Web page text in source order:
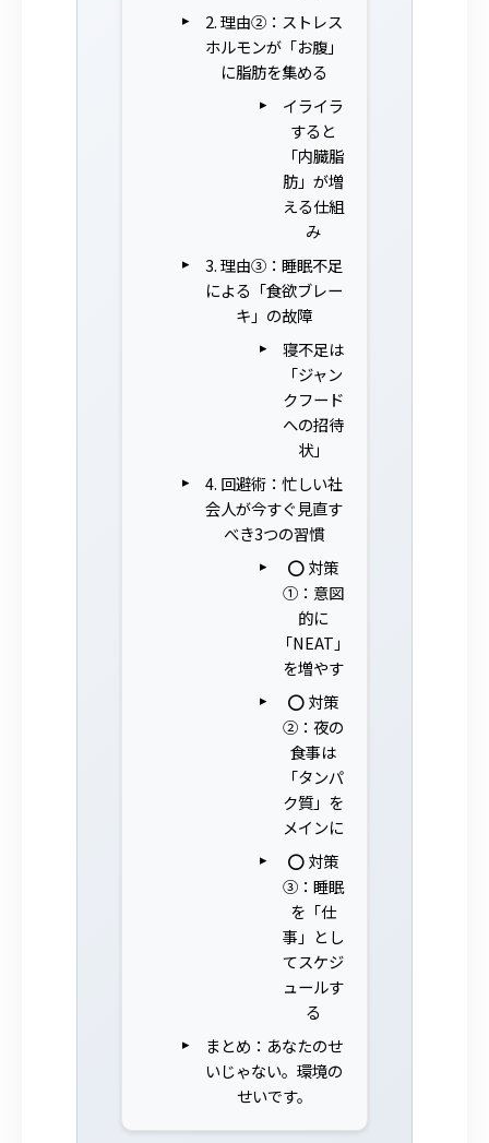
2. 理由②：ストレス
ホルモンが「お腹」
に脂肪を集める
イライラ
すると
「内臓脂
肪」が増
える仕組
み
3. 理由③：睡眠不足
による「食欲ブレー
キ」の故障
寝不足は
「ジャン
クフード
への招待
状」
4. 回避術：忙しい社
会人が今すぐ見直す
べき3つの習慣
⭕ 対策
①：意図
的に
「NEAT」
を増やす
⭕ 対策
②：夜の
食事は
「タンパ
ク質」を
メインに
⭕ 対策
③：睡眠
を「仕
事」とし
てスケジ
ュールす
る
まとめ：あなたのせ
いじゃない。環境の
せいです。